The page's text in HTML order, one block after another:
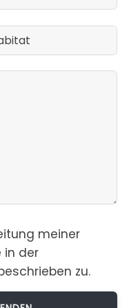
meiner
in der
zu.